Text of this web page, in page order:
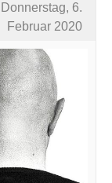
Donnerstag, 6.
Februar 2020